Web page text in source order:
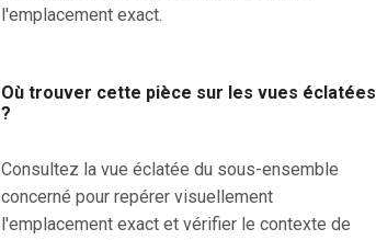
l'emplacement exact.
Où trouver cette pièce sur les vues éclatées
?
Consultez la vue éclatée du sous-ensemble
concerné pour repérer visuellement
l'emplacement exact et vérifier le contexte de